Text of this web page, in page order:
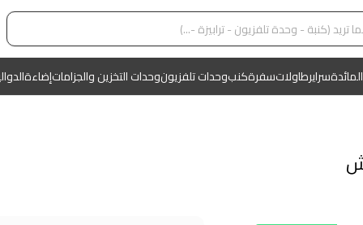
سرايرطاولاتسفرةكنبوحدات تلفزيونوحدات التخزين والجزاماتإضاءة